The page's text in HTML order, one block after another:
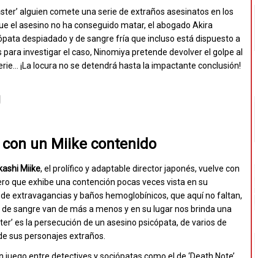
alguien comete una serie de extraños asesinatos en los
el asesino no ha conseguido matar, el abogado Akira
despiadado y de sangre fría que incluso está dispuesto a
investigar el caso, Ninomiya pretende devolver el golpe al
¡La locura no se detendrá hasta la impactante conclusión!
un Miike contenido
Miike, el prolífico y adaptable director japonés, vuelve con
que exhibe una contención pocas veces vista en su
extravagancias y baños hemoglobínicos, que aquí no faltan,
sangre van de más a menos y en su lugar nos brinda una
es la persecución de un asesino psicópata, de varios de
sus personajes extraños.